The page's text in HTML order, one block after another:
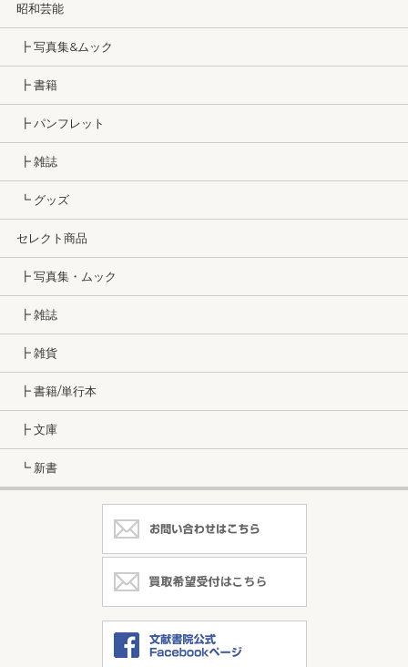
昭和芸能
┣ 写真集&ムック
┣ 書籍
┣ パンフレット
┣ 雑誌
┗ グッズ
セレクト商品
┣ 写真集・ムック
┣ 雑誌
┣ 雑貨
┣ 書籍/単行本
┣ 文庫
┗ 新書